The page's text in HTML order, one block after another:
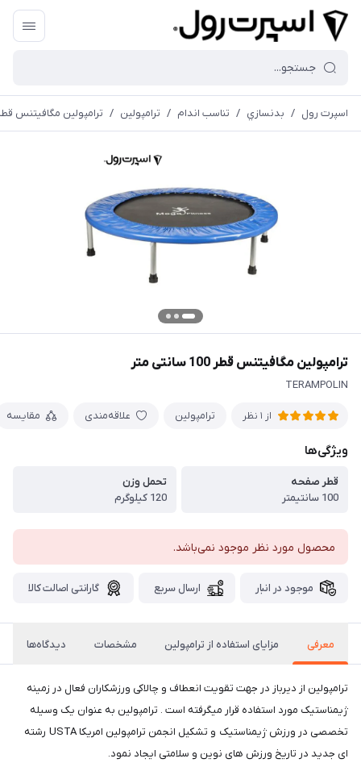
اسپرت رول / بدنسازي / تناسب اندام / ترامپولين / ترامپولین مگافیتنس قطر 100 سانتی
ترامپولین مگافیتنس قطر 100 سانتی متر
TERAMPOLIN
از 1 نظر ترامپولين علاقه‌مندی مقایسه
ویژگی‌ها
قطر صفحه
100 سانتیمتر
تحمل وزن
120 کیلوگرم
محصول مورد نظر موجود نمی‌باشد.
موجود در انبار ارسال سریع گارانتی اصالت کالا
معرفی مزایای استفاده از ترامپولین مشخصات دیدگاه‌ها
ترامپولین از دیرباز در جهت تقویت انعطاف و چالاکی ورزشکاران فعال در زمینه
ژیمناستیک مورد استفاده قرار میگرفته است . ترامپولین به عنوان یک وسیله
تخصصی در ورزش ژیمناستیک و تشکیل انجمن ترامپولین امریکا USTA رشته
ای جدید در تاریخ ورزش های نوین و سلامتی ایجاد نمود.